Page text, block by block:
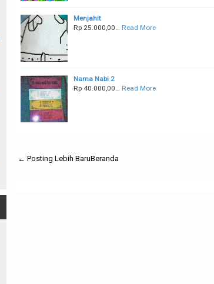
Menjahit
Rp 25.000,00…
Read More
Nama Nabi 2
Rp 40.000,00…
Read More
← Posting Lebih BaruBeranda